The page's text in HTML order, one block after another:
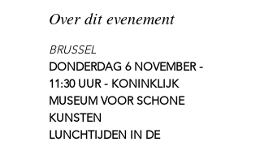
Over dit evenement
BRUSSEL
DONDERDAG 6 NOVEMBER -
11:30 UUR - KONINKLIJK
MUSEUM VOOR SCHONE
KUNSTEN
LUNCHTIJDEN IN DE